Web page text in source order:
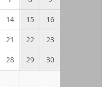
14 15 16
21 22 23
28 29 30